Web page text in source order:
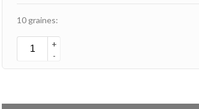
10 graines:
+
-